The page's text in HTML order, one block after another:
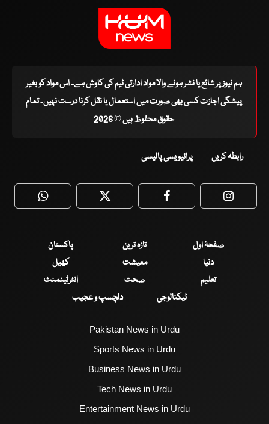
ہم نیوز پر شائع یا نشر ہونے والا مواد ادارتی ٹیم کی کاوش ہے۔ اس مواد کو بغیر
پیشگی اجازت کسی بھی صورت میں استعمال یا نقل کرنا درست نہیں۔ تمام
حقوق محفوظ ہیں © 2026
رابطہ کریں پرائیویسی پالیسی
WhatsApp Twitter Facebook
صفحۂ اول تازہ ترین
پاکستان
دنیا
معیشت
کھیل
تعلیم
صحت
انٹرٹینمنٹ
ٹیکنالوجی
دلچسپ و عجیب
Pakistan News in Urdu
Sports News in Urdu
Business News in Urdu
Tech News in Urdu
Entertainment News in Urdu